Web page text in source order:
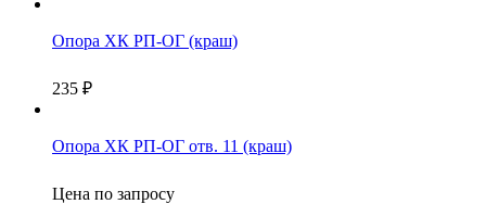
Опора ХК РП-ОГ (краш)
235 ₽
Опора ХК РП-ОГ отв. 11 (краш)
Цена по запросу